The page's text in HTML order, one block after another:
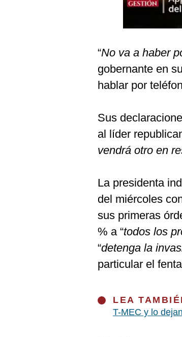
“No va a haber
gobernante en
hablar por
Sus
al líder
vendrá otro en
La presidenta
del miércoles
sus primeras
% a “todos los
“detenga la
particular el
LEA
T-MEC y lo